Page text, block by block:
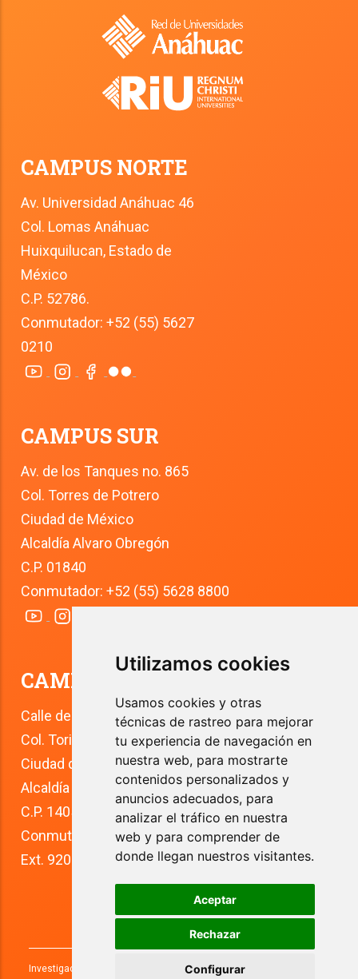
Utilizamos cookies
Usamos cookies y otras
técnicas de rastreo para mejorar
tu experiencia de navegación en
nuestra web, para mostrarte
contenidos personalizados y
anuncios adecuados, para
analizar el tráfico en nuestra
web y para comprender de
donde llegan nuestros visitantes.
Aceptar
Rechazar
Configurar
CAMPUS NORTE
Av. Universidad Anáhuac 46
Col. Lomas Anáhuac
Huixquilucan, Estado de
México
C.P. 52786.
Conmutador: +52 (55) 5627
0210
CAMPUS SUR
Av. de los Tanques no. 865
Col. Torres de Potrero
Ciudad de México
Alcaldía Alvaro Obregón
C.P. 01840
Conmutador: +52 (55) 5628 8800
CAMPUS TLALPAN
Calle del Río 4
Col. Toriello Guerra
Ciudad de México
Alcaldía Tlalpan
C.P. 14050
Conmutador: +52 (55) 5627 0210
Ext. 9200
Investigaciones y Estudios Superiores, S.C. 2026. Todos los